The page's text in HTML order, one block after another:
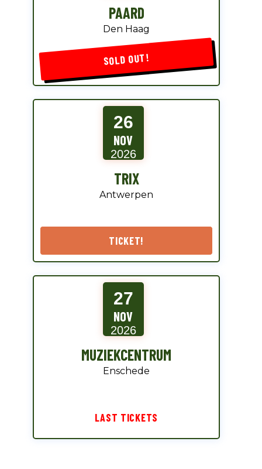
PAARD
Den Haag
SOLD OUT!
26
NOV
2026
TRIX
Antwerpen
TICKET!
27
NOV
2026
MUZIEKCENTRUM
Enschede
LAST TICKETS